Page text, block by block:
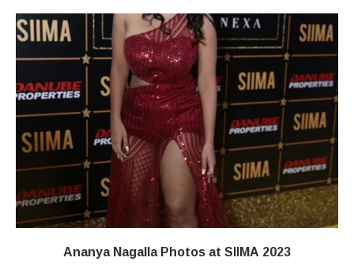
Ananya Nagalla Photos at SIIMA 2023